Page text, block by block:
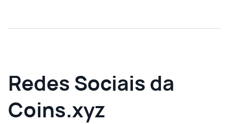
Redes Sociais da
Coins.xyz